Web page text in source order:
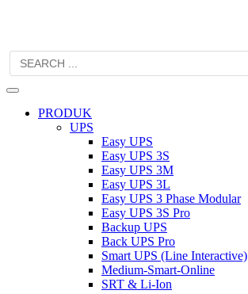
PRODUK
UPS
Easy UPS
Easy UPS 3S
Easy UPS 3M
Easy UPS 3L
Easy UPS 3 Phase Modular
Easy UPS 3S Pro
Backup UPS
Back UPS Pro
Smart UPS (Line Interactive)
Medium-Smart-Online
SRT & Li-Ion